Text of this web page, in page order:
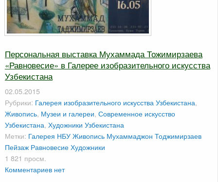
Персональная выставка Мухаммада Тожимирзаева
«Равновесие» в Галерее изобразительного искусства
Узбекистана
02.05.2015
Рубрики: Галерея изобразительного искусства Узбекистана,
Живопись, Музеи и галереи, Современное искусство
Узбекистана, Художники Узбекистана
Метки: Галерея НБУЖивопись Мухаммаджон Тоджимирзаев
Пейзаж РавновесиеХудожники
1 821 просм.
Комментариев нет